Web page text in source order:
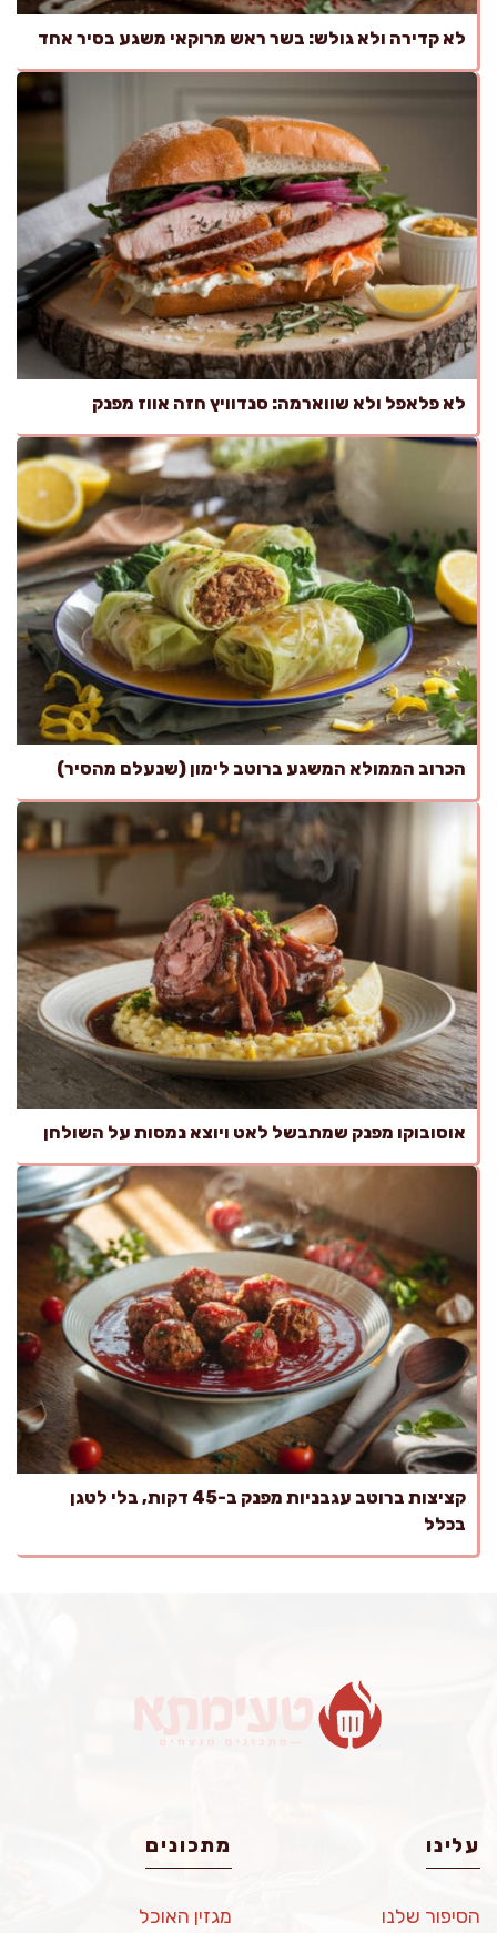
לא קדירה ולא גולש: בשר ראש מרוקאי משגע בסיר אחד
לא פלאפל ולא שווארמה: סנדוויץ חזה אווז מפנק
הכרוב הממולא המשגע ברוטב לימון (שנעלם מהסיר)
אוסובוקו מפנק שמתבשל לאט ויוצא נמסות על השולחן
קציצות ברוטב עגבניות מפנק ב-45 דקות, בלי לטגן
בכלל
עלינו
הסיפור שלנו
מתכונים
מגזין האוכל